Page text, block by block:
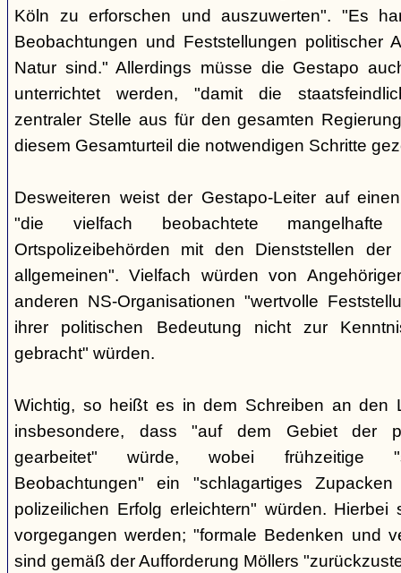
Köln zu erforschen und auszuwerten". "Es
Beobachtungen und Feststellungen politischer
Natur sind." Allerdings müsse die Gestapo
unterrichtet werden, "damit die
zentraler Stelle aus für den gesamten
diesem Gesamturteil die notwendigen Schritte
Desweiteren weist der Gestapo-Leiter auf
"die vielfach beobachtete mangelhafte
Ortspolizeibehörden mit den Dienststellen
allgemeinen". Vielfach würden von
anderen NS-Organisationen "wertvolle
ihrer politischen Bedeutung nicht zur
gebracht" würden.
Wichtig, so heißt es in dem Schreiben an den
insbesondere, dass "auf dem Gebiet der
gearbeitet" würde, wobei frühzeitige
Beobachtungen" ein "schlagartiges
polizeilichen Erfolg erleichtern" würden. Hierbei
vorgegangen werden; "formale Bedenken und
sind gemäß der Aufforderung Möllers